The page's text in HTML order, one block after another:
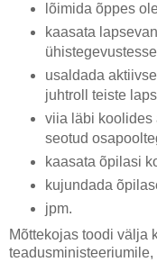
lõimida õppes
kaasata
usaldada
juhtroll teiste
viia läbi koolides
seotud
kaasata õpilasi
kujundada
jpm.
Mõttekojas toodi välja